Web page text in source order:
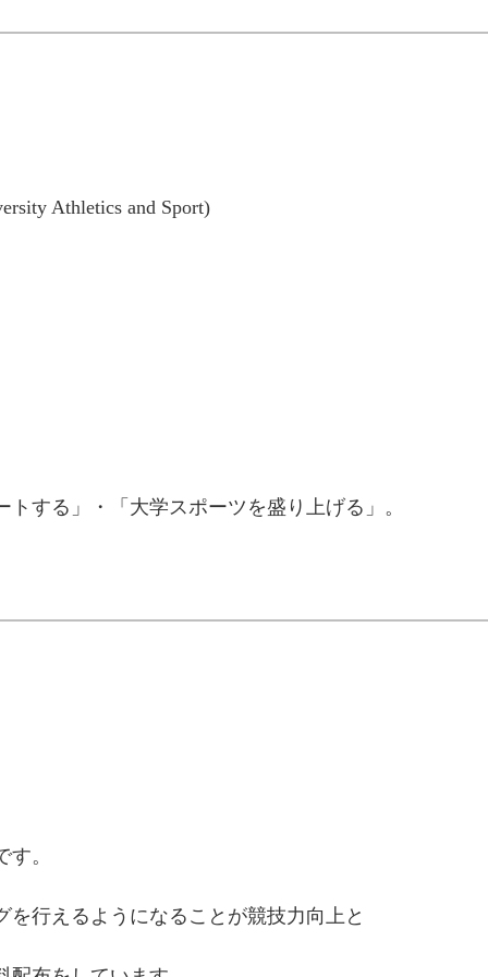
Athletics and Sport)
する」・「大学スポーツを盛り上げる」。
。
行えるようになることが競技力向上と